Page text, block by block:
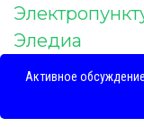
Эледиа
Активное